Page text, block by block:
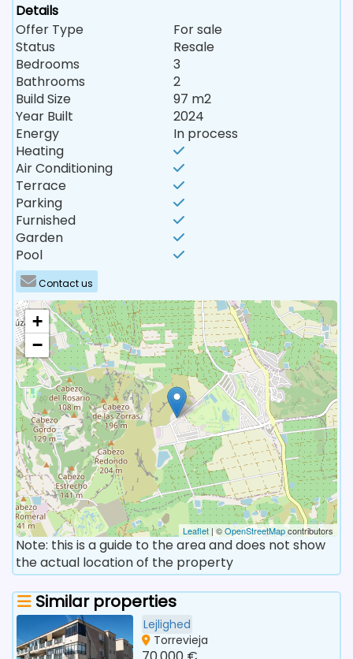
Details
Offer Type
For sale
Status
Resale
Bedrooms
3
Bathrooms
2
Build Size
97 m2
Year Built
2024
Energy
In process
Heating
Air Conditioning
Terrace
Parking
Furnished
Garden
Pool
Contact us
+
−
Leaflet | ©OpenStreetMapcontributors
Note: this is a guide to the area and does not show
the actual location of the property
Similar properties
Lejlighed
Torrevieja